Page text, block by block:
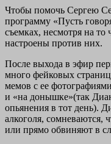
Чтобы помочь Сергею
программу «Пусть
съемках, несмотря на то
настроены против них.
После выхода в эфир
много фейковых
мемов с ее
и «на донышке»(так
опьянения в тот день).
алкоголя, сомневаются,
или прямо обвиняют в